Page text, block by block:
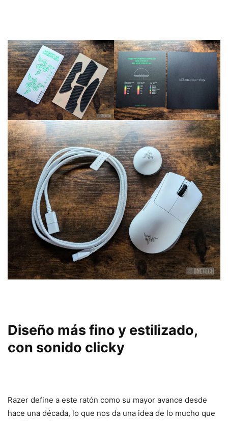
Diseño más fino y estilizado,
con sonido clicky
Razer define a este ratón como su mayor avance desde
hace una década, lo que nos da una idea de lo mucho que